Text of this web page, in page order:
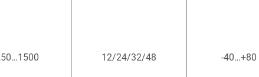
12/24/32/48 -40…+80